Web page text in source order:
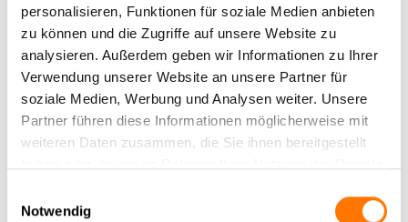
personalisieren, Funktionen für soziale Medien anbieten
zu können und die Zugriffe auf unsere Website zu
analysieren. Außerdem geben wir Informationen zu Ihrer
Verwendung unserer Website an unsere Partner für
soziale Medien, Werbung und Analysen weiter. Unsere
Partner führen diese Informationen möglicherweise mit
weiteren Daten zusammen, die Sie ihnen bereitgestellt
Notwendig
Unsere Mandantenbetreuer betreuen Sie für Berlin
Pankow / Prenzlauer Berg kostenfrei telefonisch und
unverbindlich ausBerlin.
und ihr Detektiv-Team